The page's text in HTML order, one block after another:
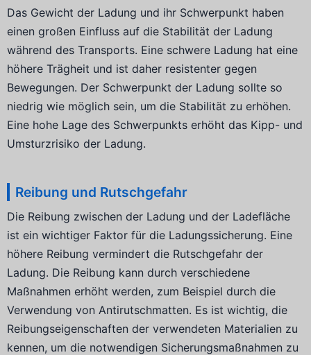
Das Gewicht der Ladung und ihr Schwerpunkt haben
einen großen Einfluss auf die Stabilität der Ladung
während des Transports. Eine schwere Ladung hat eine
höhere Trägheit und ist daher resistenter gegen
Bewegungen. Der Schwerpunkt der Ladung sollte so
niedrig wie möglich sein, um die Stabilität zu erhöhen.
Eine hohe Lage des Schwerpunkts erhöht das Kipp- und
Umsturzrisiko der Ladung.
Reibung und Rutschgefahr
Die Reibung zwischen der Ladung und der Ladefläche
ist ein wichtiger Faktor für die Ladungssicherung. Eine
höhere Reibung vermindert die Rutschgefahr der
Ladung. Die Reibung kann durch verschiedene
Maßnahmen erhöht werden, zum Beispiel durch die
Verwendung von Antirutschmatten. Es ist wichtig, die
Reibungseigenschaften der verwendeten Materialien zu
kennen, um die notwendigen Sicherungsmaßnahmen zu